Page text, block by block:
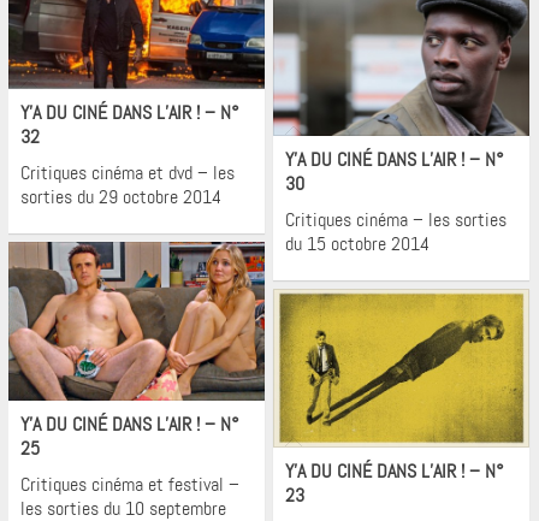
Cinéma
Y’A DU CINÉ DANS L’AIR ! – N°
32
Critiques cinéma et dvd – les
sorties du 29 octobre 2014
Cinéma
Y’A DU CINÉ DANS L’AIR ! – N°
30
Critiques cinéma – les sorties
du 15 octobre 2014
Cinéma
Y’A DU CINÉ DANS L’AIR ! – N°
25
Critiques cinéma et festival –
les sorties du 10 septembre
Y’A DU CINÉ DANS L’AIR ! – N°
23